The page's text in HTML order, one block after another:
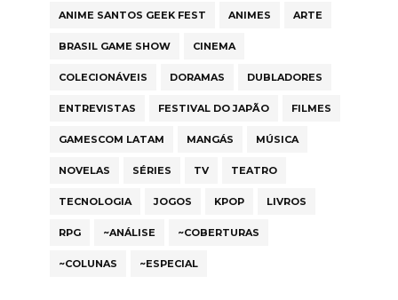
ANIME SANTOS GEEK FEST ANIMES ARTE
BRASIL GAME SHOW CINEMA
COLECIONÁVEIS DORAMAS DUBLADORES
ENTREVISTAS FESTIVAL DO JAPÃO FILMES
GAMESCOM LATAM MANGÁS MÚSICA
NOVELAS SÉRIES TV TEATRO
TECNOLOGIA JOGOS KPOP LIVROS
RPG ~ANÁLISE ~COBERTURAS
~COLUNAS ~ESPECIAL